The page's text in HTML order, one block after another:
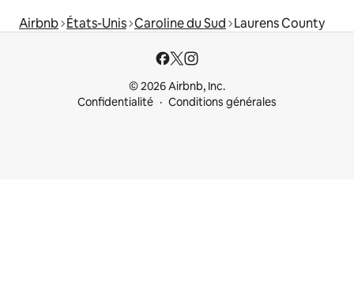
Airbnb États-Unis Caroline du Sud Laurens County
© 2026 Airbnb, Inc.
Confidentialité
Conditions générales